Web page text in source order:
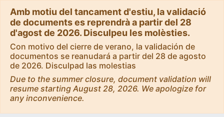
Amb motiu del tancament d'estiu, la validació
de documents es reprendrà a partir del 28
d'agost de 2026. Disculpeu les molèsties.
Con motivo del cierre de verano, la validación de
documentos se reanudará a partir del 28 de agosto
de 2026. Disculpad las molestias
Due to the summer closure, document validation will
resume starting August 28, 2026. We apologize for
any inconvenience.